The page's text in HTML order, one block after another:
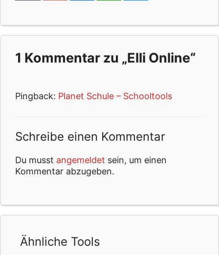
1 Kommentar zu „Elli Online“
Pingback: Planet Schule – Schooltools
Schreibe einen Kommentar
Du musst angemeldet sein, um einen
Kommentar abzugeben.
Ähnliche Tools